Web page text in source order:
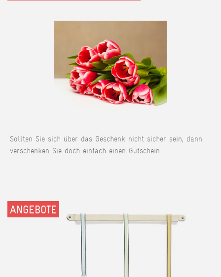
Sollten Sie sich über das Geschenk nicht sicher sein, dann
verschenken Sie doch einfach einen Gutschein.
ANGEBOTE